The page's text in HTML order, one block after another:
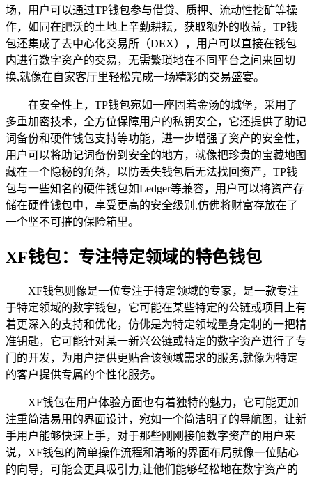
场，用户可以通过TP钱包参与借贷、质押、流动性挖矿等操
作，如同在肥沃的土地上辛勤耕耘，获取额外的收益，TP钱
包还集成了去中心化交易所（DEX），用户可以直接在钱包
内进行数字资产的交易，无需繁琐地在不同平台之间来回切
换,就像在自家客厅里轻松完成一场精彩的交易盛宴。
在安全性上，TP钱包宛如一座固若金汤的城堡，采用了
多重加密技术，全方位保障用户的私钥安全，它还提供了助记
词备份和硬件钱包支持等功能，进一步增强了资产的安全性，
用户可以将助记词备份到安全的地方，就像把珍贵的宝藏地图
藏在一个隐秘的角落，以防丢失钱包后无法找回资产，TP钱
包与一些知名的硬件钱包如Ledger等兼容，用户可以将资产存
储在硬件钱包中，享受更高的安全级别,仿佛将财富存放在了
一个坚不可摧的保险箱里。
XF钱包：专注特定领域的特色钱包
XF钱包则像是一位专注于特定领域的专家，是一款专注
于特定领域的数字钱包，它可能在某些特定的公链或项目上有
着更深入的支持和优化，仿佛是为特定领域量身定制的一把精
准钥匙，它可能针对某一新兴公链或特定的数字资产进行了专
门的开发，为用户提供更贴合该领域需求的服务,就像为特定
的客户提供专属的个性化服务。
XF钱包在用户体验方面也有着独特的魅力，它可能更加
注重简洁易用的界面设计，宛如一个简洁明了的导航图，让新
手用户能够快速上手，对于那些刚刚接触数字资产的用户来
说，XF钱包的简单操作流程和清晰的界面布局就像一位贴心
的向导，可能会更具吸引力,让他们能够轻松地在数字资产的